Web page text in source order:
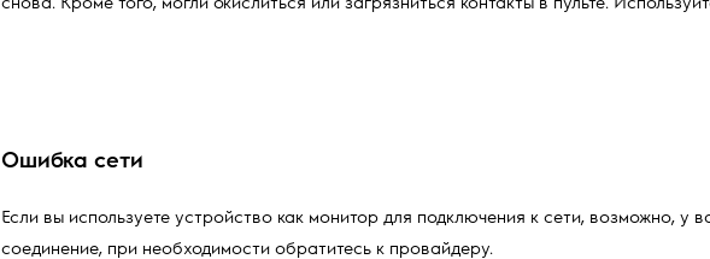
Ошибка сети
Если вы используете устройство как монитор для подключения к сети, возможно, у
соединение, при необходимости обратитесь к провайдеру.